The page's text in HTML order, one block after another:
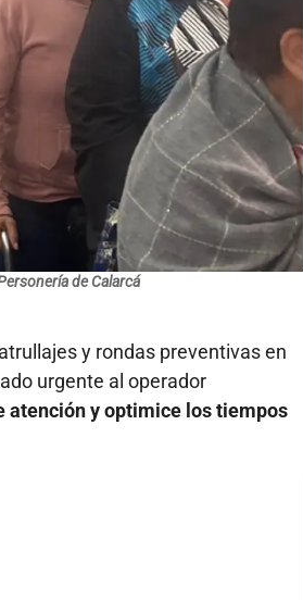
de Calarcá
y rondas preventivas en
urgente al operador
atención y optimice los tiempos